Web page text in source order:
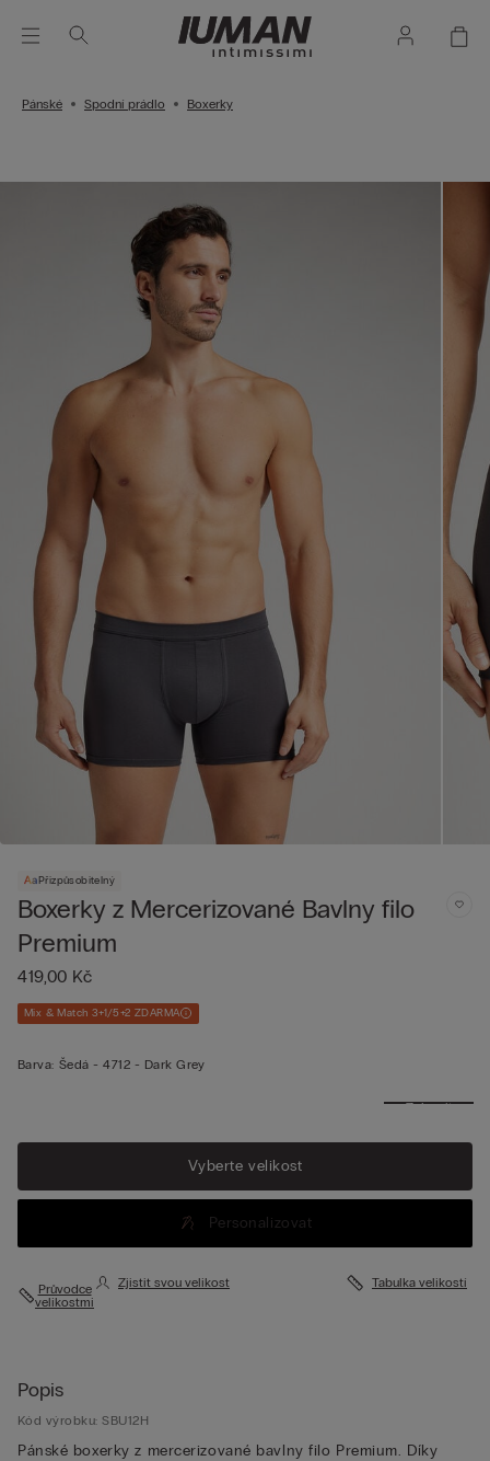
Pánské Spodní prádlo Boxerky
Přizpůsobitelný
Boxerky z Mercerizované Bavlny filo
Premium
419,00 Kč
Mix & Match 3+1/5+2 ZDARMA
Barva: Šedá -4712 - Dark Grey
Zobrazit
Vyberte velikost
Personalizovat
Průvodce
velikostmi
Zjistit svou velikost Tabulka velikostí
Popis
Kód výrobku: SBU12H
Pánské boxerky z mercerizované bavlny filo Premium. Díky